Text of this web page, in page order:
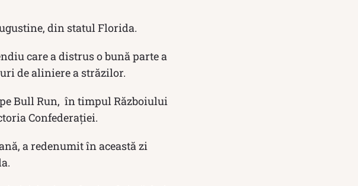
din statul Florida.
care a distrus o bună parte a
de aliniere a străzilor.
pe Bull Run, în timpul Războiului
Confederației.
a redenumit în această zi